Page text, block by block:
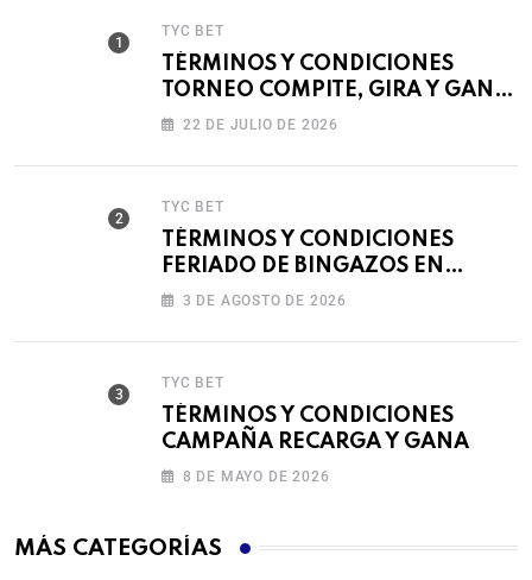
TYC BET
TÉRMINOS Y CONDICIONES
TORNEO COMPITE, GIRA Y GANA
🎰 22 DE JULIO DE 2026
TYC BET
TÉRMINOS Y CONDICIONES
FERIADO DE BINGAZOS EN
BET593
3 DE AGOSTO DE 2026
TYC BET
TÉRMINOS Y CONDICIONES
CAMPAÑA RECARGA Y GANA
8 DE MAYO DE 2026
MÁS CATEGORÍAS